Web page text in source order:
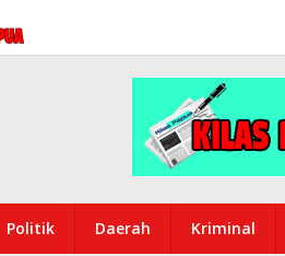
Politik Daerah Kriminal